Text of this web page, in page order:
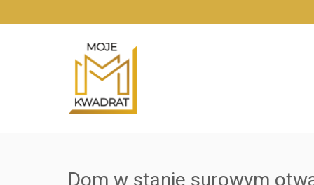
Dom w stanie surowym